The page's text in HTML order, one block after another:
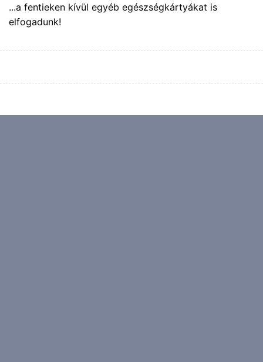
...a fentieken kívül egyéb egészségkártyákat is
elfogadunk!